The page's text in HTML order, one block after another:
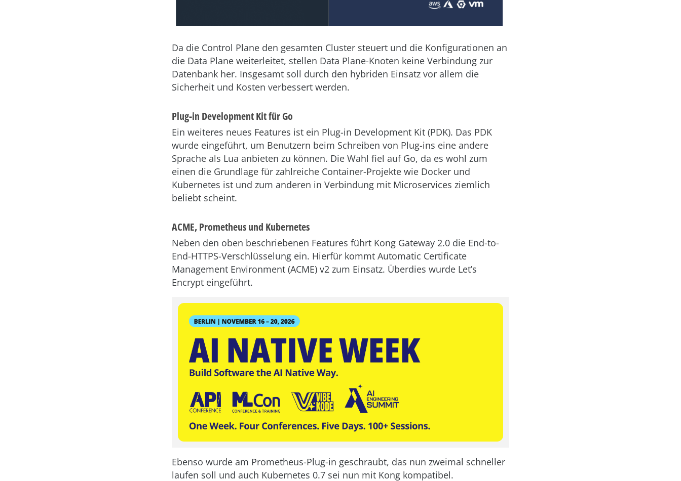
Da die Control Plane den gesamten Cluster steuert und die Konfigurationen an
die Data Plane weiterleitet, stellen Data Plane-Knoten keine Verbindung zur
Datenbank her. Insgesamt soll durch den hybriden Einsatz vor allem die
Sicherheit und Kosten verbessert werden.
Plug-in Development Kit für Go
Ein weiteres neues Features ist ein Plug-in Development Kit (PDK). Das PDK
wurde eingeführt, um Benutzern beim Schreiben von Plug-ins eine andere
Sprache als Lua anbieten zu können. Die Wahl fiel auf Go, da es wohl zum
einen die Grundlage für zahlreiche Container-Projekte wie Docker und
Kubernetes ist und zum anderen in Verbindung mit Microservices ziemlich
beliebt scheint.
ACME, Prometheus und Kubernetes
Neben den oben beschriebenen Features führt Kong Gateway 2.0 die End-to-
End-HTTPS-Verschlüsselung ein. Hierfür kommt Automatic Certificate
Management Environment (ACME) v2 zum Einsatz. Überdies wurde Let’s
Encrypt eingeführt.
Ebenso wurde am Prometheus-Plug-in geschraubt, das nun zweimal schneller
laufen soll und auch Kubernetes 0.7 sei nun mit Kong kompatibel.